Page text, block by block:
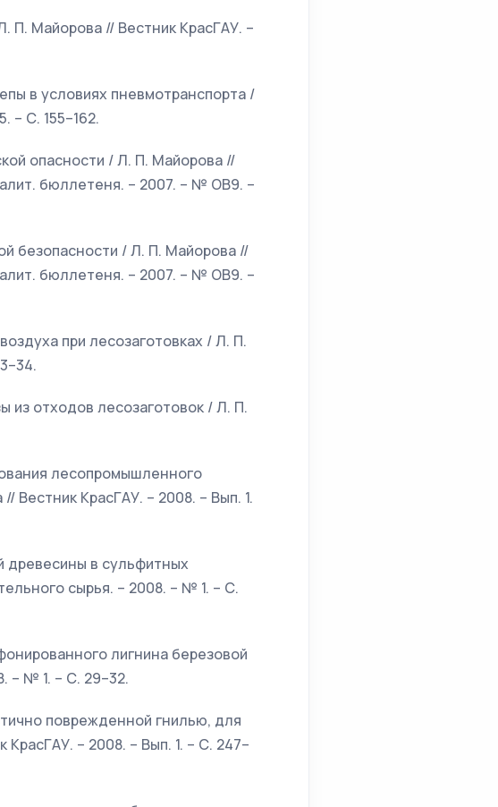
П. Майорова // Вестник КрасГАУ. –
в условиях пневмотранспорта /
– С. 155–162.
опасности / Л. П. Майорова //
бюллетеня. – 2007. – № ОВ9. –
безопасности / Л. П. Майорова //
бюллетеня. – 2007. – № ОВ9. –
при лесозаготовках / Л. П.
из отходов лесозаготовок / Л. П.
лесопромышленного
Вестник КрасГАУ. – 2008. – Вып. 1.
древесины в сульфитных
сырья. – 2008. – № 1. – С.
лигнина березовой
– № 1. – С. 29–32.
поврежденной гнилью, для
– 2008. – Вып. 1. – С. 247–